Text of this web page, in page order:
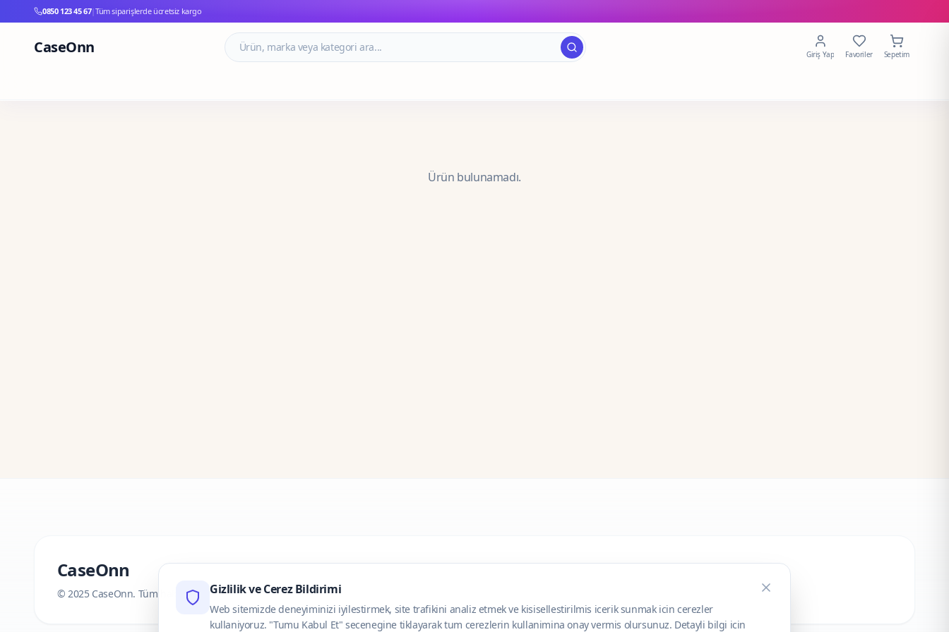
0850 123 45 67|Tüm siparişlerde ücretsiz kargo
CaseOnn Giriş Yap Favoriler Sepetim
Ürün bulunamadı.
CaseOnn
© 2025 CaseOnn. Tüm hakları saklıdır.Gizlilik ve Cerez Bildirimi
Web sitemizde deneyiminizi iyilestirmek, site trafikini analiz etmek ve kisisellestirilmis icerik sunmak icin cerezler
kullaniyoruz. "Tumu Kabul Et" secenegine tiklayarak tum cerezlerin kullanimina onay vermis olursunuz. Detayli bilgi icin